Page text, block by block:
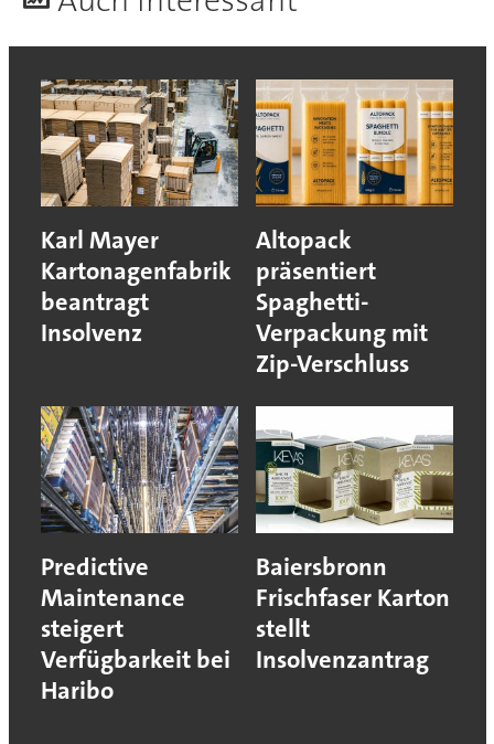
Karl Mayer
Kartonagenfabrik
beantragt
Insolvenz
Altopack
präsentiert
Spaghetti-
Verpackung mit
Zip-Verschluss
Predictive
Maintenance
steigert
Verfügbarkeit bei
Haribo
Baiersbronn
Frischfaser Karton
stellt
Insolvenzantrag